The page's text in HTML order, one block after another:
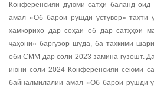
Конференсияи дуюми сатҳи баланд
амал «Об барои рушди устувор» таҳти
ҳамкориҳо дар соҳаи об дар сатҳҳои
ҷаҳонӣ» баргузор шуда, ба таҳкими
оби СММ дар соли 2023 замина гузошт.
июни соли 2024 Конференсияи сеюми
байналмилалии амал «Об барои рушди